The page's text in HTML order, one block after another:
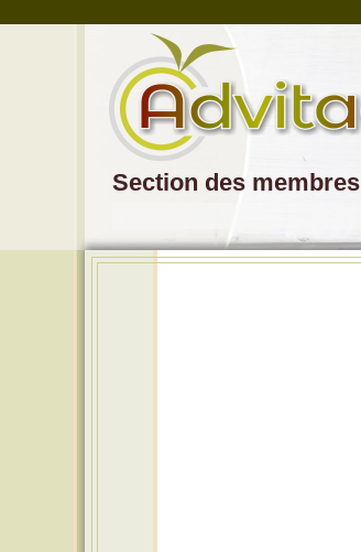
Section des membres